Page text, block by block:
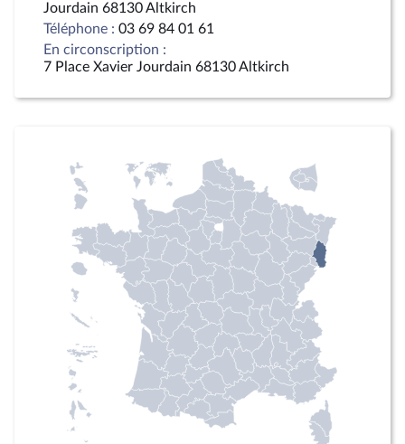
Jourdain 68130 Altkirch
Téléphone : 03 69 84 01 61
En circonscription :
7 Place Xavier Jourdain 68130 Altkirch